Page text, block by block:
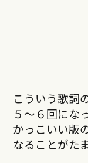
こういう歌詞
５～６回にな
かっこいい版
なることがた